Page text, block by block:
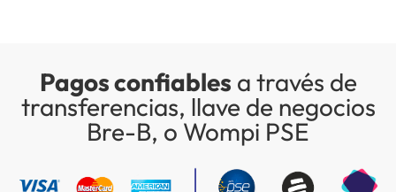
Pagos confiables a través de
transferencias, llave de negocios
Bre-B, o Wompi PSE